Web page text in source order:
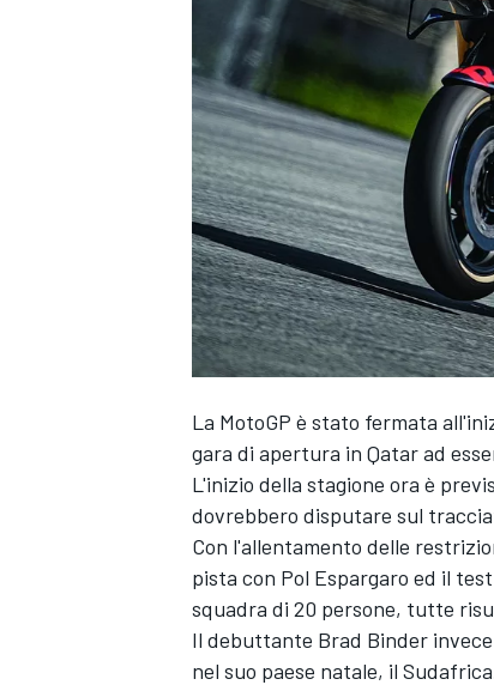
MONOPOSTO
La MotoGP è stato fermata
gara di apertura in Qatar ad
L'inizio della stagione ora è
dovrebbero disputare sul
Con l'allentamento delle
pista con Pol Espargaro ed il
squadra di 20 persone, tutte
Il debuttante Brad Binder
nel suo paese natale, il